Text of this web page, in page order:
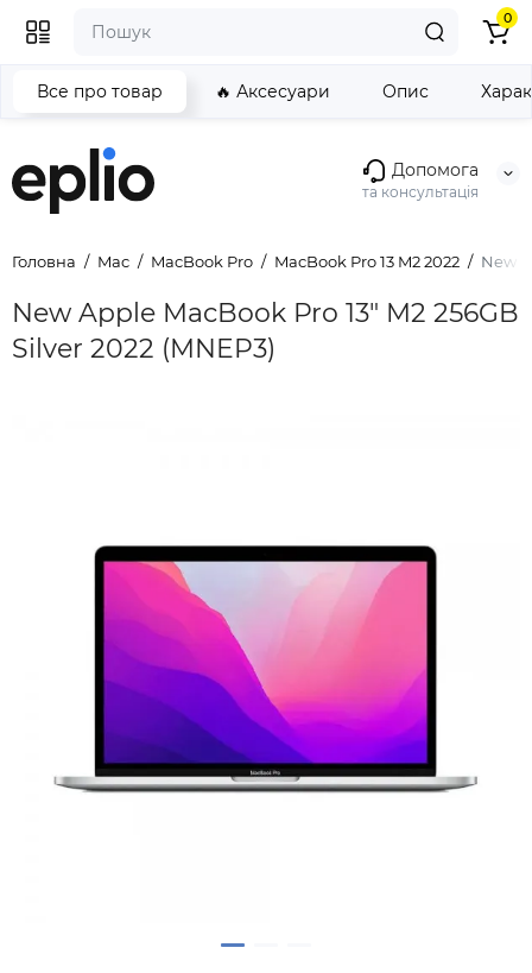
Допомога
та консультація
0
Головна Mac MacBook Pro MacBook Pro 13 M2 2022 New
New Apple MacBook Pro 13" M2 256GB
Silver 2022 (MNEP3)
Все про товар 🔥 Аксесуари Опис